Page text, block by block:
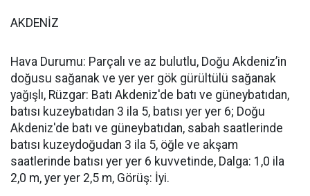
AKDENİZ
Hava Durumu: Parçalı ve az bulutlu, Doğu Akdeniz’in
doğusu sağanak ve yer yer gök gürültülü sağanak
yağışlı, Rüzgar: Batı Akdeniz'de batı ve güneybatıdan,
batısı kuzeybatıdan 3 ila 5, batısı yer yer 6; Doğu
Akdeniz'de batı ve güneybatıdan, sabah saatlerinde
batısı kuzeydoğudan 3 ila 5, öğle ve akşam
saatlerinde batısı yer yer 6 kuvvetinde, Dalga: 1,0 ila
2,0 m, yer yer 2,5 m, Görüş: İyi.